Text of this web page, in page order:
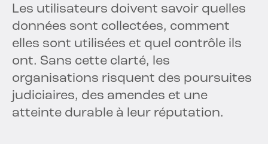
Les utilisateurs doivent savoir quelles
données sont collectées, comment
elles sont utilisées et quel contrôle ils
ont. Sans cette clarté, les
organisations risquent des poursuites
judiciaires, des amendes et une
atteinte durable à leur réputation.